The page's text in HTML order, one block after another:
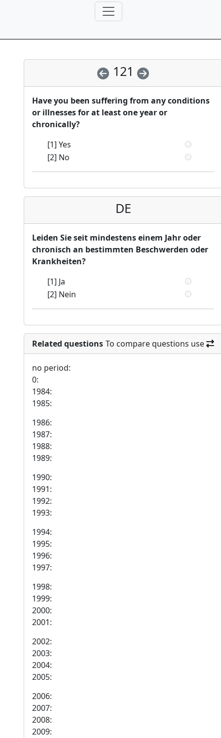
121
Have you been suffering from any conditions
or illnesses for at least one year or
chronically?
[1] Yes
[2] No
DE
Leiden Sie seit mindestens einem Jahr oder
chronisch an bestimmten Beschwerden oder
Krankheiten?
[1] Ja
[2] Nein
Related questions To compare questions use
no period:
0:
1984:
1985:
1986:
1987:
1988:
1989:
1990:
1991:
1992:
1993:
1994:
1995:
1996:
1997:
1998:
1999:
2000:
2001:
2002:
2003:
2004:
2005:
2006:
2007:
2008:
2009: